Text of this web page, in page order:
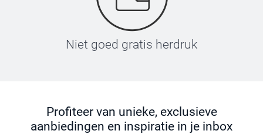
Niet goed gratis herdruk
Profiteer van unieke, exclusieve
aanbiedingen en inspiratie in je inbox